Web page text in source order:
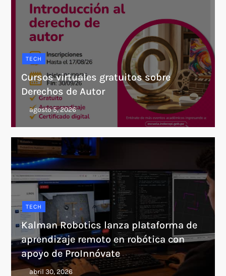
TECH
Cursos virtuales gratuitos sobre
Derechos de Autor
TECH
Kalman Robotics lanza plataforma de
aprendizaje remoto en robótica con
apoyo de ProInnóvate